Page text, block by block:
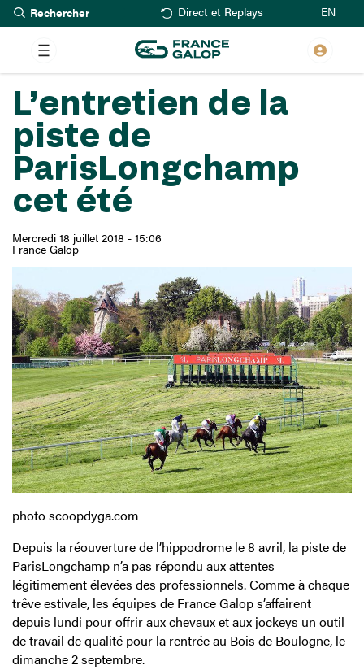
Aller
au
contenu
principal
Rechercher Direct et Replays EN
L’entretien de la
piste de
ParisLongchamp
cet été
Mercredi 18 juillet 2018 - 15:06
France Galop
photo scoopdyga.com
Depuis la réouverture de l’hippodrome le 8 avril, la piste de
ParisLongchamp n’a pas répondu aux attentes
légitimement élevées des professionnels. Comme à chaque
trêve estivale, les équipes de France Galop s’affairent
depuis lundi pour offrir aux chevaux et aux jockeys un outil
de travail de qualité pour la rentrée au Bois de Boulogne, le
dimanche 2 septembre.